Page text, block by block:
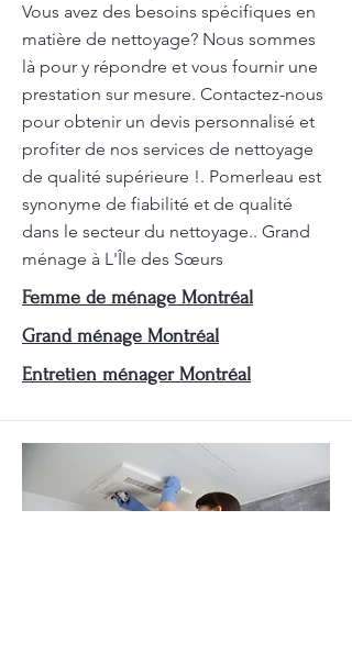
Vous avez des besoins spécifiques en
matière de nettoyage? Nous sommes
là pour y répondre et vous fournir une
prestation sur mesure. Contactez-nous
pour obtenir un devis personnalisé et
profiter de nos services de nettoyage
de qualité supérieure !. Pomerleau est
synonyme de fiabilité et de qualité
dans le secteur du nettoyage.. Grand
ménage à L'Île des Sœurs
Femme de ménage Montréal
Grand ménage Montréal
Entretien ménager Montréal